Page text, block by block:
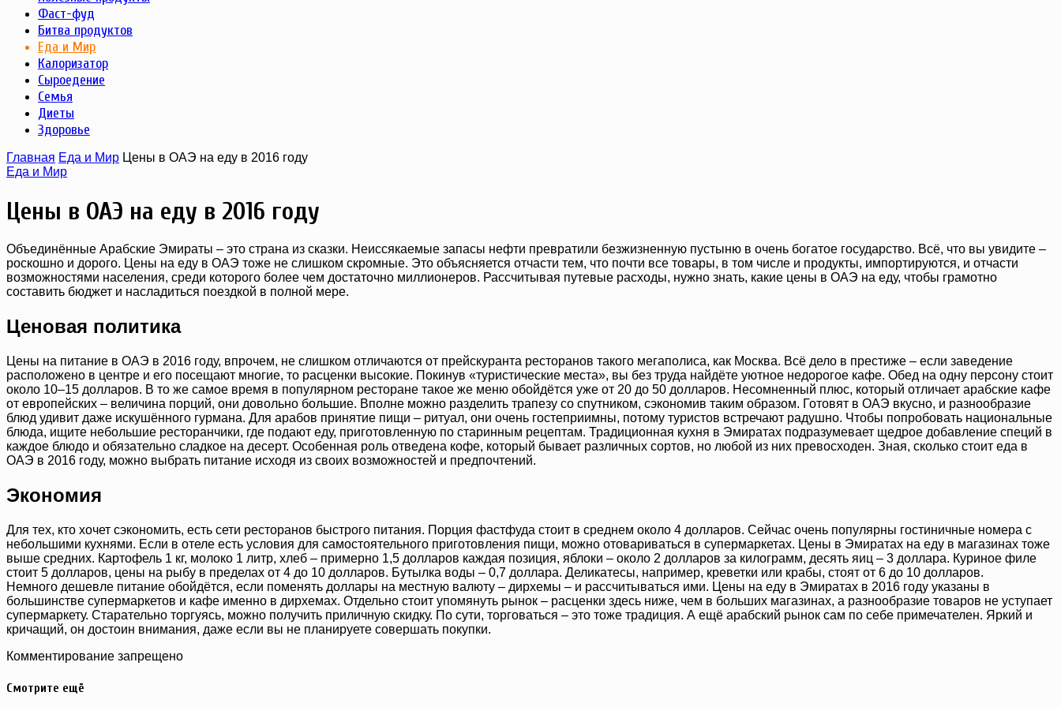
Фаст-фуд
Битва продуктов
Еда и Мир
Калоризатор
Сыроедение
Семья
Диеты
Здоровье
Главная Еда и Мир Цены в ОАЭ на еду в 2016 году
Еда и Мир
Цены в ОАЭ на еду в 2016 году
Объединённые Арабские Эмираты – это страна из сказки. Неиссякаемые запасы нефти превратили безжизненную пустыню в очень богатое государство. Всё, что вы увидите –
роскошно и дорого. Цены на еду в ОАЭ тоже не слишком скромные. Это объясняется отчасти тем, что почти все товары, в том числе и продукты, импортируются, и отчасти
возможностями населения, среди которого более чем достаточно миллионеров. Рассчитывая путевые расходы, нужно знать, какие цены в ОАЭ на еду, чтобы грамотно
составить бюджет и насладиться поездкой в полной мере.
Ценовая политика
Цены на питание в ОАЭ в 2016 году, впрочем, не слишком отличаются от прейскуранта ресторанов такого мегаполиса, как Москва. Всё дело в престиже – если заведение
расположено в центре и его посещают многие, то расценки высокие. Покинув «туристические места», вы без труда найдёте уютное недорогое кафе. Обед на одну персону стоит
около 10–15 долларов. В то же самое время в популярном ресторане такое же меню обойдётся уже от 20 до 50 долларов. Несомненный плюс, который отличает арабские кафе
от европейских – величина порций, они довольно большие. Вполне можно разделить трапезу со спутником, сэкономив таким образом. Готовят в ОАЭ вкусно, и разнообразие
блюд удивит даже искушённого гурмана. Для арабов принятие пищи – ритуал, они очень гостеприимны, потому туристов встречают радушно. Чтобы попробовать национальные
блюда, ищите небольшие ресторанчики, где подают еду, приготовленную по старинным рецептам. Традиционная кухня в Эмиратах подразумевает щедрое добавление специй в
каждое блюдо и обязательно сладкое на десерт. Особенная роль отведена кофе, который бывает различных сортов, но любой из них превосходен. Зная, сколько стоит еда в
ОАЭ в 2016 году, можно выбрать питание исходя из своих возможностей и предпочтений.
Экономия
Для тех, кто хочет сэкономить, есть сети ресторанов быстрого питания. Порция фастфуда стоит в среднем около 4 долларов. Сейчас очень популярны гостиничные номера с
небольшими кухнями. Если в отеле есть условия для самостоятельного приготовления пищи, можно отовариваться в супермаркетах. Цены в Эмиратах на еду в магазинах тоже
выше средних. Картофель 1 кг, молоко 1 литр, хлеб – примерно 1,5 долларов каждая позиция, яблоки – около 2 долларов за килограмм, десять яиц – 3 доллара. Куриное филе
стоит 5 долларов, цены на рыбу в пределах от 4 до 10 долларов. Бутылка воды – 0,7 доллара. Деликатесы, например, креветки или крабы, стоят от 6 до 10 долларов.
Немного дешевле питание обойдётся, если поменять доллары на местную валюту – дирхемы – и рассчитываться ими. Цены на еду в Эмиратах в 2016 году указаны в
большинстве супермаркетов и кафе именно в дирхемах. Отдельно стоит упомянуть рынок – расценки здесь ниже, чем в больших магазинах, а разнообразие товаров не уступает
супермаркету. Старательно торгуясь, можно получить приличную скидку. По сути, торговаться – это тоже традиция. А ещё арабский рынок сам по себе примечателен. Яркий и
кричащий, он достоин внимания, даже если вы не планируете совершать покупки.
Комментирование запрещено
Смотрите ещё